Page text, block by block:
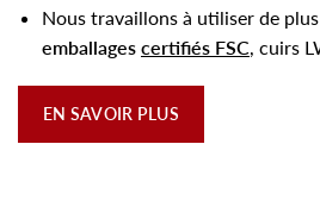
Nous travaillons à utiliser de
emballages certifiés FSC, cuirs
EN SAVOIR PLUS